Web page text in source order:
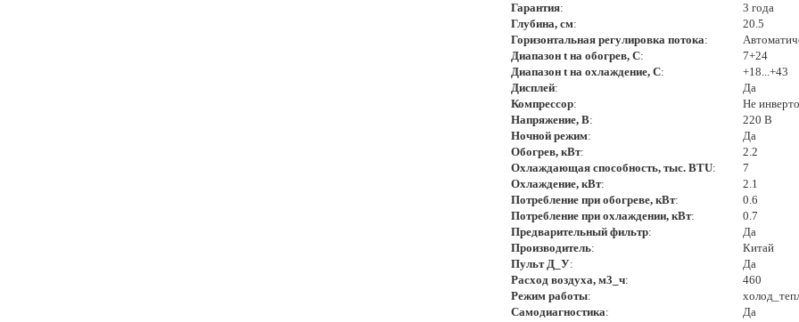
Гарантия:
3 года
Глубина, см:
20.5
Горизонтальная регулировка потока:
Диапазон t на обогрев, С:
7+24
Диапазон t на охлаждение, С:
+18...+43
Дисплей:
Да
Компрессор:
Не
Напряжение, В:
220 В
Ночной режим:
Да
Обогрев, кВт:
2.2
Охлаждающая способность, тыс. BTU:
7
Охлаждение, кВт:
2.1
Потребление при обогреве, кВт:
0.6
Потребление при охлаждении, кВт:
0.7
Предварительный фильтр:
Да
Производитель:
Китай
Пульт Д_У:
Да
Расход воздуха, м3_ч:
460
Режим работы:
Самодиагностика:
Да